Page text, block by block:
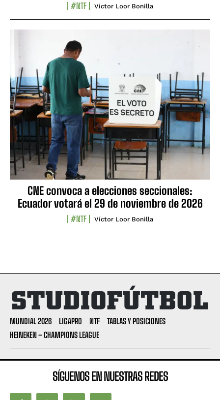
#NTF Víctor Loor Bonilla
CNE convoca a elecciones seccionales:
Ecuador votará el 29 de noviembre de 2026
#NTF Víctor Loor Bonilla
MUNDIAL 2026 LIGAPRO NTF
TABLAS Y POSICIONES
HEINEKEN – CHAMPIONS LEAGUE
SÍGUENOS EN NUESTRAS REDES